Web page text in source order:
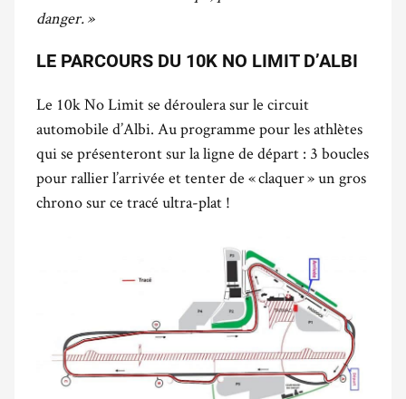
danger. »
LE PARCOURS DU 10K NO LIMIT D’ALBI
Le 10k No Limit se déroulera sur le circuit
automobile d’Albi. Au programme pour les athlètes
qui se présenteront sur la ligne de départ : 3 boucles
pour rallier l’arrivée et tenter de « claquer » un gros
chrono sur ce tracé ultra-plat !